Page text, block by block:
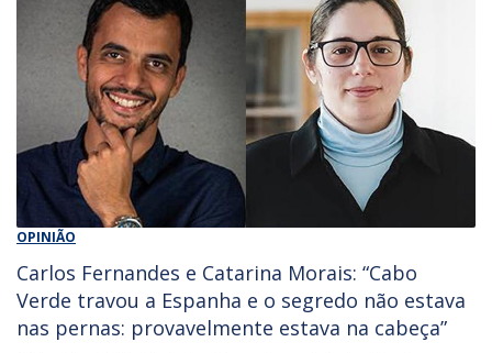
OPINIÃO
Carlos Fernandes e Catarina Morais: “Cabo
Verde travou a Espanha e o segredo não estava
nas pernas: provavelmente estava na cabeça”